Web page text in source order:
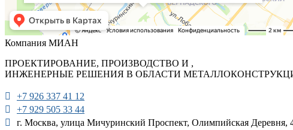
Компания МИАН
ПРОЕКТИРОВАНИЕ, ПРОИЗВОДСТВО И ,
ИНЖЕНЕРНЫЕ РЕШЕНИЯ В ОБЛАСТИ
+7 926 337 41 12
+7 929 505 33 44
г. Москва, улица Мичуринский Проспект, Олимпийская Деревня,